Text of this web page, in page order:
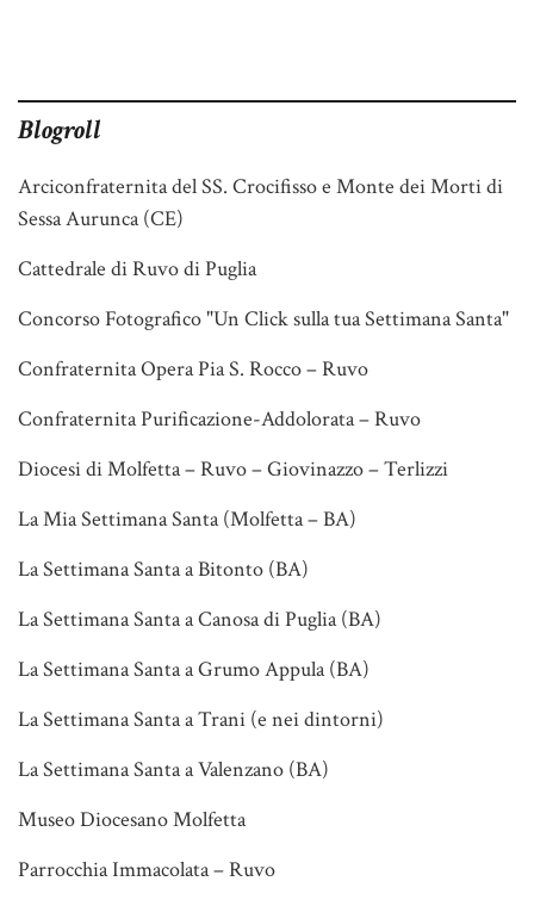
Blogroll
Arciconfraternita del SS. Crocifisso e Monte dei Morti di
Sessa Aurunca (CE)
Cattedrale di Ruvo di Puglia
Concorso Fotografico "Un Click sulla tua Settimana Santa"
Confraternita Opera Pia S. Rocco – Ruvo
Confraternita Purificazione-Addolorata – Ruvo
Diocesi di Molfetta – Ruvo – Giovinazzo – Terlizzi
La Mia Settimana Santa (Molfetta – BA)
La Settimana Santa a Bitonto (BA)
La Settimana Santa a Canosa di Puglia (BA)
La Settimana Santa a Grumo Appula (BA)
La Settimana Santa a Trani (e nei dintorni)
La Settimana Santa a Valenzano (BA)
Museo Diocesano Molfetta
Parrocchia Immacolata – Ruvo